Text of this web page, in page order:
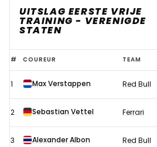
UITSLAG EERSTE VRIJE
TRAINING - VERENIGDE
STATEN
Uitslag
eerste
vrije
training
1
# COUREUR TEAM
1 Max Verstappen Red Bull
2 Sebastian Vettel Ferrari
3 Alexander Albon Red Bull